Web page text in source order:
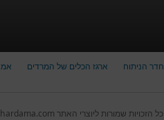
חדר הניתוח ארגז הכלים של המרדים
כל הזכויות שמורות ליוצרי האתר www.hardama.com